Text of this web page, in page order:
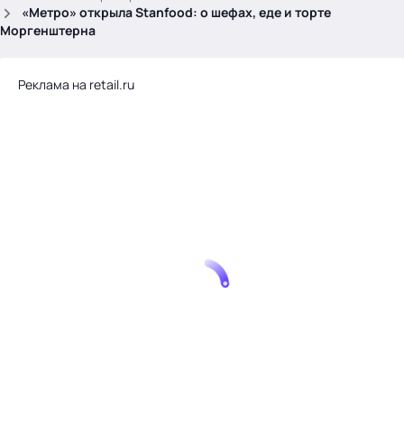
«Метро» открыла Stanfood: о шефах, еде и торте
Моргенштерна
Реклама на retail.ru